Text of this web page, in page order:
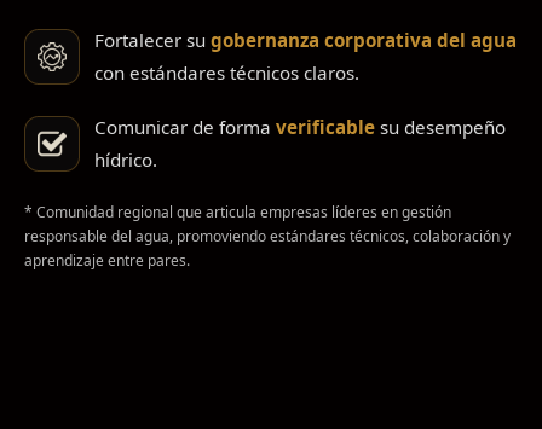
Fortalecer su gobernanza corporativa del agua
con estándares técnicos claros.
Comunicar de forma verificable su desempeño
hídrico.
* Comunidad regional que articula empresas líderes en gestión
responsable del agua, promoviendo estándares técnicos, colaboración y
aprendizaje entre pares.